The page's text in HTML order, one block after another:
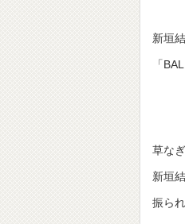
新垣
「
草な
新垣
振ら